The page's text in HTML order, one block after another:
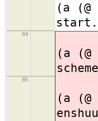
(a
84
(a
85
(a